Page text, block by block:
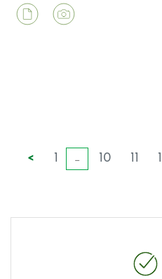
< ... 10